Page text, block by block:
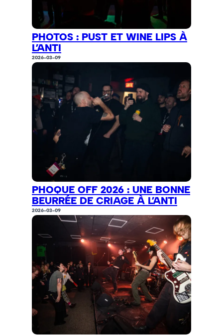
PHOTOS : PUST ET WINE LIPS À
L’ANTI
2026-03-09
PHOQUE OFF 2026 : UNE BONNE
BEURRÉE DE CRIAGE À L’ANTI
2026-03-09